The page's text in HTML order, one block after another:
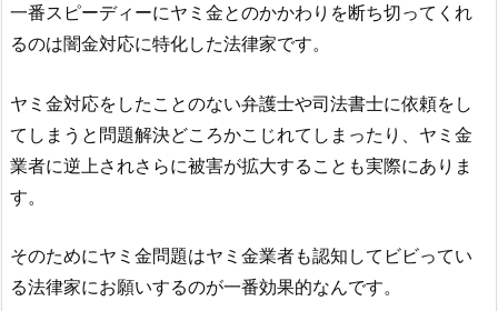
一番スピーディーにヤミ金とのかかわりを断ち切ってくれ
るのは闇金対応に特化した法律家です。
ヤミ金対応をしたことのない弁護士や司法書士に依頼をし
てしまうと問題解決どころかこじれてしまったり、ヤミ金
業者に逆上されさらに被害が拡大することも実際にありま
す。
そのためにヤミ金問題はヤミ金業者も認知してビビってい
る法律家にお願いするのが一番効果的なんです。